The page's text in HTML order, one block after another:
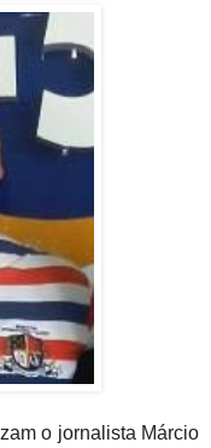
o jornalista Márcio